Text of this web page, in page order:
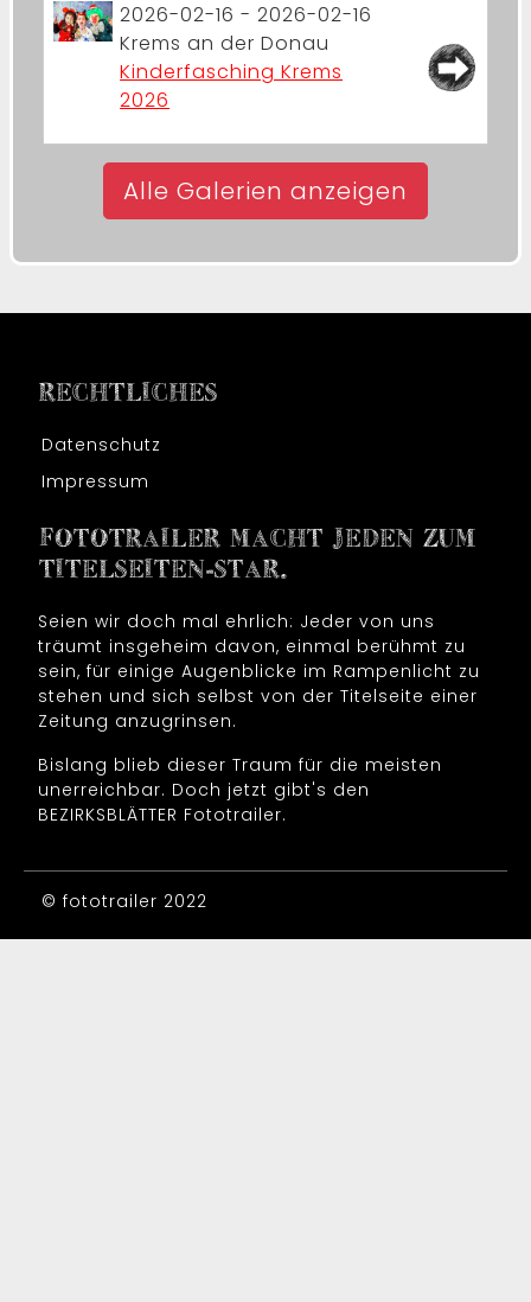
2026-02-16 - 2026-02-16
Krems an der Donau
Kinderfasching Krems
2026
Alle Galerien anzeigen
RECHTLICHES
Datenschutz
Impressum
FOTOTRAILER MACHT JEDEN ZUM
TITELSEITEN-STAR.
Seien wir doch mal ehrlich: Jeder von uns
träumt insgeheim davon, einmal berühmt zu
sein, für einige Augenblicke im Rampenlicht zu
stehen und sich selbst von der Titelseite einer
Zeitung anzugrinsen.
Bislang blieb dieser Traum für die meisten
unerreichbar. Doch jetzt gibt's den
BEZIRKSBLÄTTER Fototrailer.
© fototrailer 2022